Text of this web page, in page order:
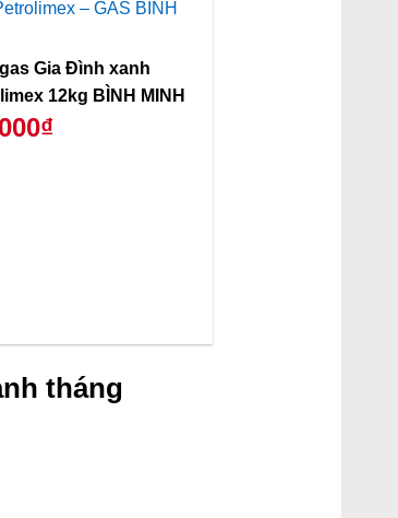
Gia Đình xanh
12kg BÌNH MINH
tháng